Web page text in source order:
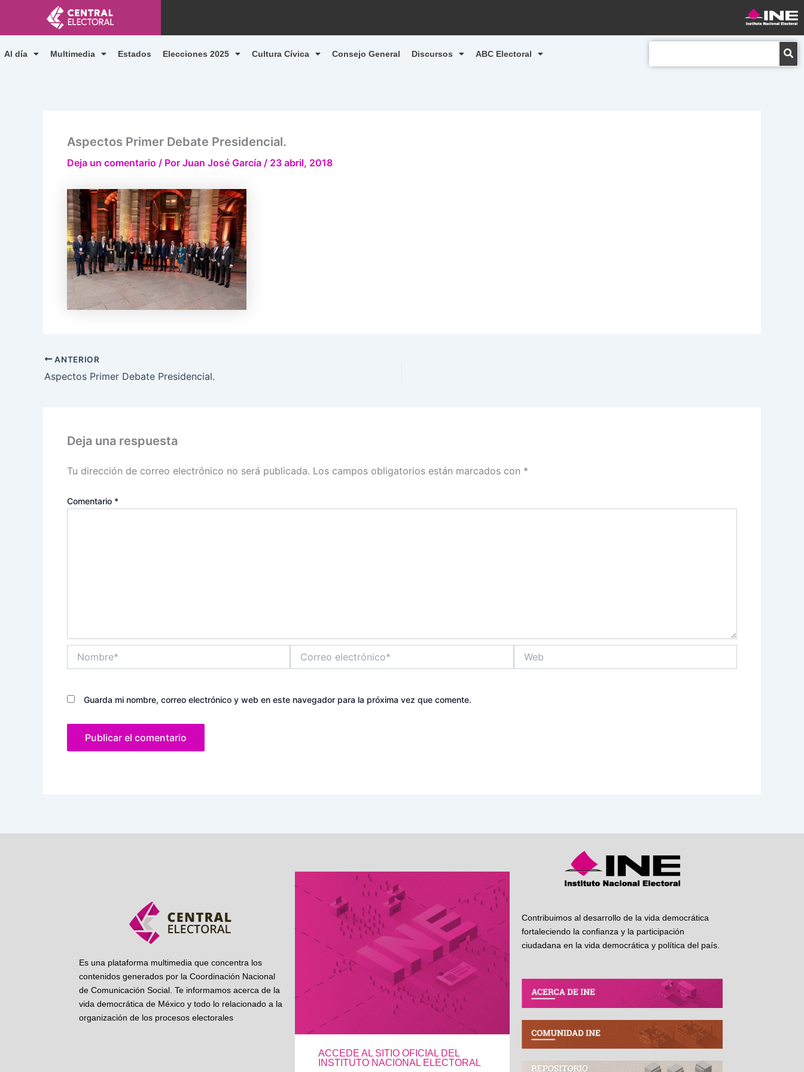
contenido
Al día Multimedia Estados Elecciones 2025 Cultura Cívica Consejo General Discursos ABC Electoral
Aspectos Primer Debate Presidencial.
Deja un comentario / Por Juan José García / 23 abril, 2018
ANTERIOR
Aspectos Primer Debate Presidencial.
Deja una respuesta
Tu dirección de correo electrónico no será publicada. Los campos obligatorios están marcados con *
Comentario *
electrónico*
Guarda mi nombre, correo electrónico y web en este navegador para la próxima vez que comente.
Es una plataforma multimedia que concentra los
contenidos generados por la Coordinación Nacional
de Comunicación Social. Te informamos acerca de la
vida democrática de México y todo lo relacionado a la
organización de los procesos electorales
ACCEDE AL SITIO OFICIAL DEL
INSTITUTO NACIONAL ELECTORAL
Contribuimos al desarrollo de la vida democrática
fortaleciendo la confianza y la participación
ciudadana en la vida democrática y política del país.